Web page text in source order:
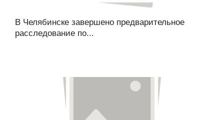
В Челябинске завершено предварительное
расследование по...